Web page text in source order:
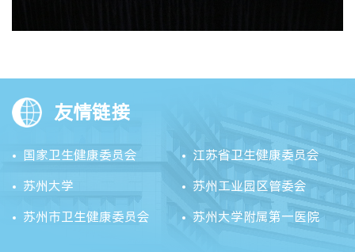
友情链接
国家卫生健康委员会
江苏省卫生健康委员会
苏州大学
苏州工业园区管委会
苏州市卫生健康委员会
苏州大学附属第一医院